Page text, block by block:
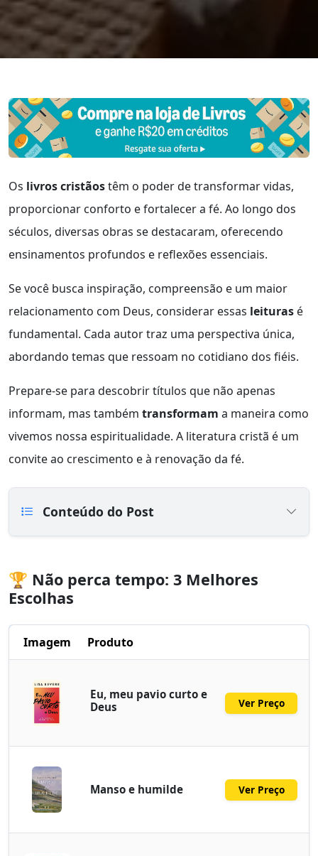
Os livros cristãostêm o poder de transformar vidas,
proporcionar conforto e fortalecer a fé. Ao longo dos
séculos, diversas obras se destacaram, oferecendo
ensinamentos profundos e reflexões essenciais.
Se você busca inspiração, compreensão e um maior
relacionamento com Deus, considerar essas leituras é
fundamental. Cada autor traz uma perspectiva única,
abordando temas que ressoam no cotidiano dos fiéis.
Prepare-se para descobrir títulos que não apenas
informam, mas também transformam a maneira como
vivemos nossa espiritualidade. A literatura cristã é um
convite ao crescimento e à renovação da fé.
Conteúdo do Post
🏆 Não perca tempo: 3 Melhores
Escolhas
Imagem Produto
Eu, meu pavio curto e
Deus
Ver Preço
Manso e humilde Ver Preço